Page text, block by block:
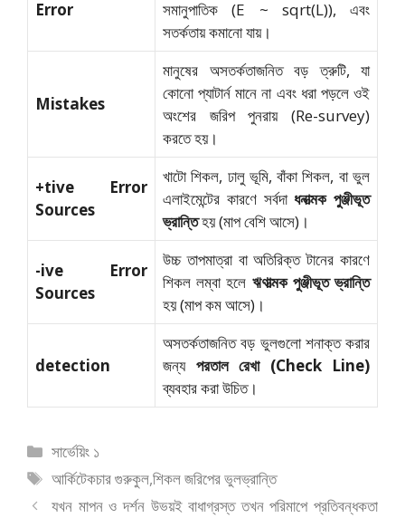
Error
সমানুপাতিক (E ~ sqrt(L)), এবং
সতর্কতায় কমানো যায়।
Mistakes
মানুষের অসতর্কতাজনিত বড় ত্রুটি, যা
কোনো প্যাটার্ন মানে না এবং ধরা পড়লে ওই
অংশের জরিপ পুনরায় (Re-survey)
করতে হয়।
+tive Error
Sources
খাটো শিকল, ঢালু ভূমি, বাঁকা শিকল, বা ভুল
এলাইমেন্টের কারণে সর্বদাধনাত্মক পুঞ্জীভূত
ভ্রান্তিহয় (মাপ বেশি আসে)।
-ive Error
Sources
উচ্চ তাপমাত্রা বা অতিরিক্ত টানের কারণে
শিকল লম্বা হলে ঋণাত্মক পুঞ্জীভূত ভ্রান্তি
হয় (মাপ কম আসে)।
detection
অসতর্কতাজনিত বড় ভুলগুলো শনাক্ত করার
জন্য পরতাল রেখা (Check Line)
ব্যবহার করা উচিত।
বিভাগ
সমূহ
সার্ভেয়িং ১
ট্যাগ
সমূহ
আর্কিটেকচার গুরুকুল,শিকল জরিপের ভুলভ্রান্তি
যখন মাপন ও দর্শন উভয়ই বাধাগ্রস্ত তখন পরিমাপে প্রতিবন্ধকতা